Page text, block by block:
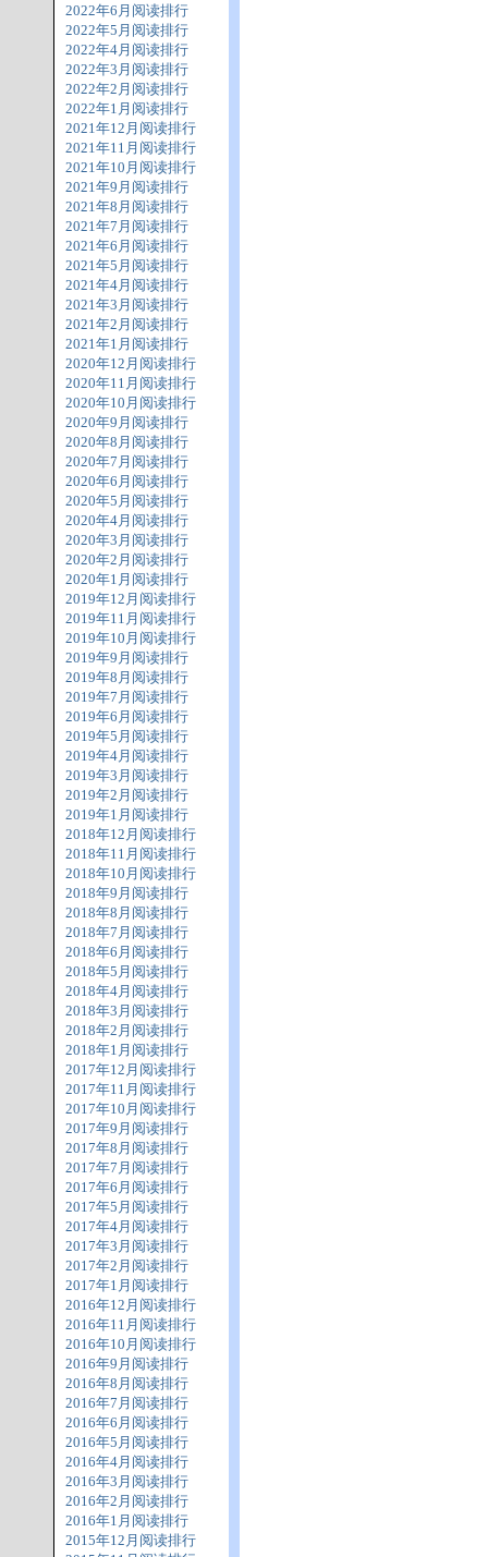
2022年6月阅读排行
2022年5月阅读排行
2022年4月阅读排行
2022年3月阅读排行
2022年2月阅读排行
2022年1月阅读排行
2021年12月阅读排行
2021年11月阅读排行
2021年10月阅读排行
2021年9月阅读排行
2021年8月阅读排行
2021年7月阅读排行
2021年6月阅读排行
2021年5月阅读排行
2021年4月阅读排行
2021年3月阅读排行
2021年2月阅读排行
2021年1月阅读排行
2020年12月阅读排行
2020年11月阅读排行
2020年10月阅读排行
2020年9月阅读排行
2020年8月阅读排行
2020年7月阅读排行
2020年6月阅读排行
2020年5月阅读排行
2020年4月阅读排行
2020年3月阅读排行
2020年2月阅读排行
2020年1月阅读排行
2019年12月阅读排行
2019年11月阅读排行
2019年10月阅读排行
2019年9月阅读排行
2019年8月阅读排行
2019年7月阅读排行
2019年6月阅读排行
2019年5月阅读排行
2019年4月阅读排行
2019年3月阅读排行
2019年2月阅读排行
2019年1月阅读排行
2018年12月阅读排行
2018年11月阅读排行
2018年10月阅读排行
2018年9月阅读排行
2018年8月阅读排行
2018年7月阅读排行
2018年6月阅读排行
2018年5月阅读排行
2018年4月阅读排行
2018年3月阅读排行
2018年2月阅读排行
2018年1月阅读排行
2017年12月阅读排行
2017年11月阅读排行
2017年10月阅读排行
2017年9月阅读排行
2017年8月阅读排行
2017年7月阅读排行
2017年6月阅读排行
2017年5月阅读排行
2017年4月阅读排行
2017年3月阅读排行
2017年2月阅读排行
2017年1月阅读排行
2016年12月阅读排行
2016年11月阅读排行
2016年10月阅读排行
2016年9月阅读排行
2016年8月阅读排行
2016年7月阅读排行
2016年6月阅读排行
2016年5月阅读排行
2016年4月阅读排行
2016年3月阅读排行
2016年2月阅读排行
2016年1月阅读排行
2015年12月阅读排行